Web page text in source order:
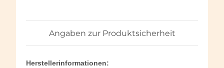
Angaben zur Produktsicherheit
Herstellerinformationen: